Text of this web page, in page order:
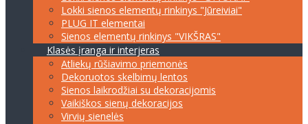
Lokki sienos elementų rinkinys "Jūreiviai"
PLUG IT elementai
Sienos elementų rinkinys "VIKŠRAS"
Klasės įranga ir interjeras
Atliekų rūšiavimo priemonės
Dekoruotos skelbimų lentos
Sienos laikrodžiai su dekoracijomis
Vaikiškos sienų dekoracijos
Virvių sienelės